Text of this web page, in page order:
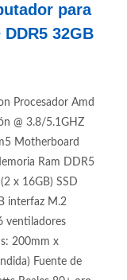
para
32GB
Procesador Amd
@ 3.8/5.1GHZ
Motherboard
Ram DDR5
x 16GB) SSD
interfaz M.2
ventiladores
200mm x
Fuente de